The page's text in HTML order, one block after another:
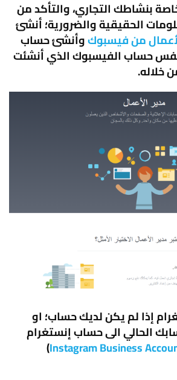
بنشاطك التجاري، والتأكد من
الحقيقية والضرورية؛ أنشئ
من فيسبوكوأنشئ حساب
حساب الفيسبوك الذي أنشئت
خلاله.
إذا لم يكن لديك حساب؛ او
الحالي الى حساب إنستغرام
Instagram Business
)